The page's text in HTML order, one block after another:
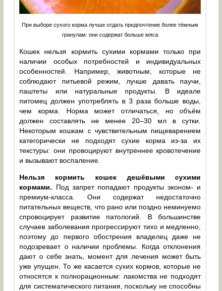
При выборе сухого корма лучше отдать предпочтение более тёмным
гранулам: они содержат больше мяса
Кошек нельзя кормить сухими кормами только при
наличии особых потребностей и индивидуальных
особенностей. Например, животным, которые не
соблюдают питьевой режим, лучше давать паучи,
паштеты или натуральные продукты. В идеале
питомец должен употреблять в 3 раза больше воды,
чем корма. Норма может отличаться, но объём
должен составлять не менее 20–30 мл в сутки.
Некоторым кошкам с чувствительным пищеварением
категорически не подходят сухие корма из-за их
текстуры: они провоцируют внутреннее кровотечение
и вызывают воспаление.
Нельзя кормить кошек дешёвыми сухими
кормами. Под запрет попадают продукты эконом- и
премиум-класса. Они содержат недостаточно
питательных веществ, что рано или поздно неминуемо
спровоцирует развитие патологий. В большинстве
случаев заболевания прогрессируют тихо и медленно,
поэтому до первого обострения владелец даже не
подозревает о наличии проблемы. Когда отклонения
дают о себе знать, момент для лечения может быть
уже упущен. То же касается сухих кормов, которые не
относятся к полнорационным: лакомства не подходят
для систематического питания, поскольку не способны